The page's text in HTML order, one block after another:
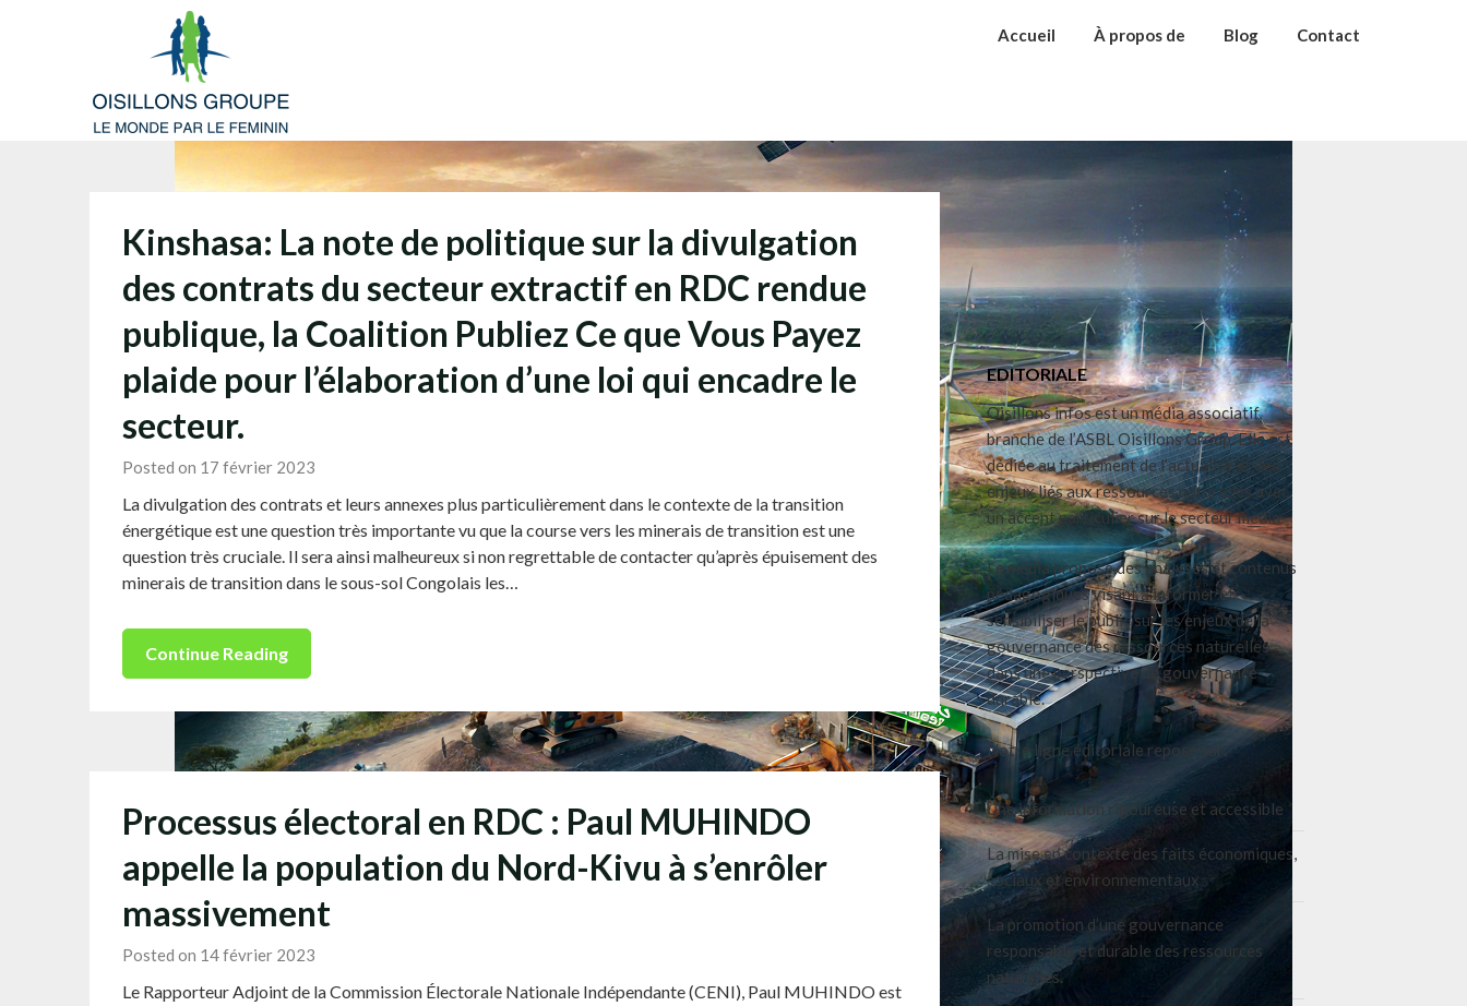
Accueil À propos de Blog Contact
Kinshasa: La note de politique sur la divulgation
des contrats du secteur extractif en RDC rendue
publique, la Coalition Publiez Ce que Vous Payez
plaide pour l’élaboration d’une loi qui encadre le
secteur.
Posted on 17 février 2023
La divulgation des contrats et leurs annexes plus particulièrement dans le contexte de la transition
énergétique est une question très importante vu que la course vers les minerais de transition est une
question très cruciale. Il sera ainsi malheureux si non regrettable de contacter qu’après épuisement des
minerais de transition dans le sous-sol Congolais les…
Continue Reading
Processus électoral en RDC : Paul MUHINDO
appelle la population du Nord-Kivu à s’enrôler
massivement
Posted on 14 février 2023
Le Rapporteur Adjoint de la Commission Électorale Nationale Indépendante (CENI), Paul MUHINDO est
EDITORIALE
Oisillons infos est un média associatif,
branche de l’ASBL Oisillons Group. Elle est
dédiée au traitement de l’actualité et des
enjeux liés aux ressources naturelles avec
un accent particulier sur le secteur média.
Le média propose des analyses et contenus
pédagogiques visant à informer et
sensibiliser le public sur les enjeux de la
gouvernance des ressources naturelles
dans une perspective de gouvernance
durable.
Notre ligne éditoriale repose sur:
Une information rigoureuse et accessible
La mise en contexte des faits économiques,
sociaux et environnementaux
La promotion d’une gouvernance
responsable et durable des ressources
naturelles.